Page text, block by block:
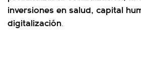
inversiones en salud, capital
digitalización.